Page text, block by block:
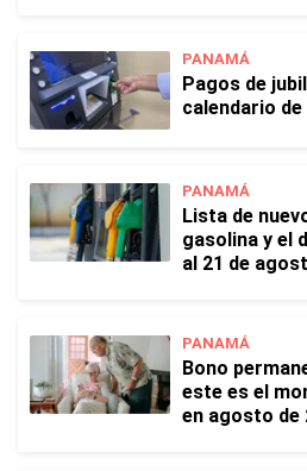
PANAMÁ
Pagos de
calendario
PANAMÁ
Lista de
gasolina y el
al 21 de
PANAMÁ
Bono
este es el
en agosto de